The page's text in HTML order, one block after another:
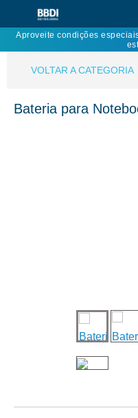
Aproveite condições
VOLTAR A CATEGORIA
Bateria para